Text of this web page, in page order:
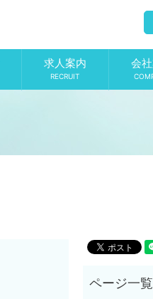
求人案内
RECRUIT
会